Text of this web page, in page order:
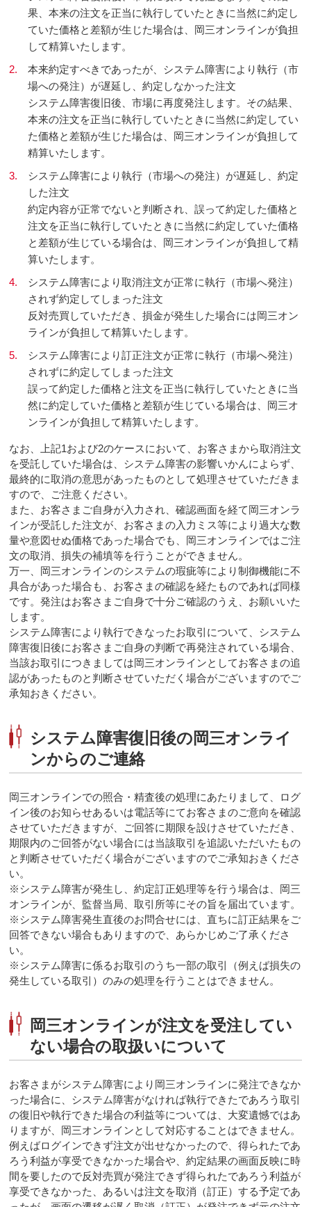
果、本来の注文を正当に執行していたときに当然に約定し
ていた価格と差額が生じた場合は、岡三オンラインが負担
して精算いたします。
2.
本来約定すべきであったが、システム障害により執行（市
場への発注）が遅延し、約定しなかった注文
システム障害復旧後、市場に再度発注します。その結果、
本来の注文を正当に執行していたときに当然に約定してい
た価格と差額が生じた場合は、岡三オンラインが負担して
精算いたします。
3.
システム障害により執行（市場への発注）が遅延し、約定
した注文
約定内容が正常でないと判断され、誤って約定した価格と
注文を正当に執行していたときに当然に約定していた価格
と差額が生じている場合は、岡三オンラインが負担して精
算いたします。
4.
システム障害により取消注文が正常に執行（市場へ発注）
されず約定してしまった注文
反対売買していただき、損金が発生した場合には岡三オン
ラインが負担して精算いたします。
5.
システム障害により訂正注文が正常に執行（市場へ発注）
されずに約定してしまった注文
誤って約定した価格と注文を正当に執行していたときに当
然に約定していた価格と差額が生じている場合は、岡三オ
ンラインが負担して精算いたします。
なお、上記1および2のケースにおいて、お客さまから取消注文
を受託していた場合は、システム障害の影響いかんによらず、
最終的に取消の意思があったものとして処理させていただきま
すので、ご注意ください。
また、お客さまご自身が入力され、確認画面を経て岡三オンラ
インが受託した注文が、お客さまの入力ミス等により過大な数
量や意図せぬ価格であった場合でも、岡三オンラインではご注
文の取消、損失の補填等を行うことができません。
万一、岡三オンラインのシステムの瑕疵等により制御機能に不
具合があった場合も、お客さまの確認を経たものであれば同様
です。発注はお客さまご自身で十分ご確認のうえ、お願いいた
します。
システム障害により執行できなったお取引について、システム
障害復旧後にお客さまご自身の判断で再発注されている場合、
当該お取引につきましては岡三オンラインとしてお客さまの追
認があったものと判断させていただく場合がございますのでご
承知おきください。
システム障害復旧後の岡三オンライ
ンからのご連絡
岡三オンラインでの照合・精査後の処理にあたりまして、ログ
イン後のお知らせあるいは電話等にてお客さまのご意向を確認
させていただきますが、ご回答に期限を設けさせていただき、
期限内のご回答がない場合には当該取引を追認いただいたもの
と判断させていただく場合がございますのでご承知おきくださ
い。
※システム障害が発生し、約定訂正処理等を行う場合は、岡三
オンラインが、監督当局、取引所等にその旨を届出ています。
※システム障害発生直後のお問合せには、直ちに訂正結果をご
回答できない場合もありますので、あらかじめご了承くださ
い。
※システム障害に係るお取引のうち一部の取引（例えば損失の
発生している取引）のみの処理を行うことはできません。
岡三オンラインが注文を受注してい
ない場合の取扱いについて
お客さまがシステム障害により岡三オンラインに発注できなか
った場合に、システム障害がなければ執行できたであろう取引
の復旧や執行できた場合の利益等については、大変遺憾ではあ
りますが、岡三オンラインとして対応することはできません。
例えばログインできず注文が出せなかったので、得られたであ
ろう利益が享受できなかった場合や、約定結果の画面反映に時
間を要したので反対売買が発注できず得られたであろう利益が
享受できなかった、あるいは注文を取消（訂正）する予定であ